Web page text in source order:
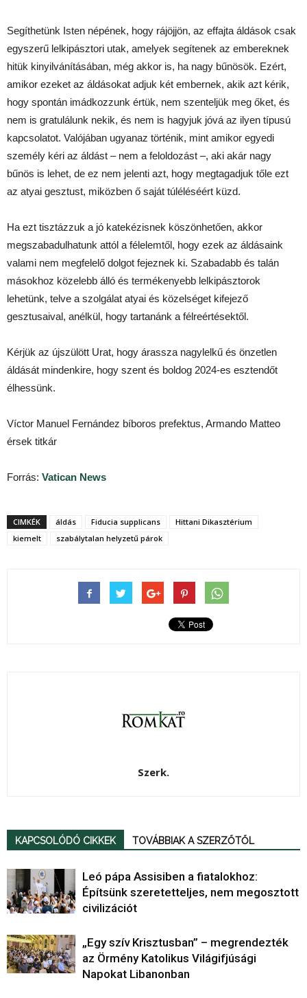
Segíthetünk Isten népének, hogy rájöjjön, az effajta áldások csak
egyszerű lelkipásztori utak, amelyek segítenek az embereknek
hitük kinyilvánításában, még akkor is, ha nagy bűnösök. Ezért,
amikor ezeket az áldásokat adjuk két embernek, akik azt kérik,
hogy spontán imádkozzunk értük, nem szenteljük meg őket, és
nem is gratulálunk nekik, és nem is hagyjuk jóvá az ilyen típusú
kapcsolatot. Valójában ugyanaz történik, mint amikor egyedi
személy kéri az áldást – nem a feloldozást –, aki akár nagy
bűnös is lehet, de ez nem jelenti azt, hogy megtagadjuk tőle ezt
az atyai gesztust, miközben ő saját túléléséért küzd.
Ha ezt tisztázzuk a jó katekézisnek köszönhetően, akkor
megszabadulhatunk attól a félelemtől, hogy ezek az áldásaink
valami nem megfelelő dolgot fejeznek ki. Szabadabb és talán
másokhoz közelebb álló és termékenyebb lelkipásztorok
lehetünk, telve a szolgálat atyai és közelséget kifejező
gesztusaival, anélkül, hogy tartanánk a félreértésektől.
Kérjük az újszülött Urat, hogy árassza nagylelkű és önzetlen
áldását mindenkire, hogy szent és boldog 2024-es esztendőt
élhessünk.
Víctor Manuel Fernández bíboros prefektus, Armando Matteo
érsek titkár
Forrás: Vatican News
CIMKÉK áldás Fiducia supplicans
Hittani Dikasztérium
kiemelt
szabálytalan helyzetű párok
Szerk.
KAPCSOLÓDÓ CIKKEK TOVÁBBIAK A SZERZŐTŐL
Leó pápa Assisiben a fiatalokhoz:
Építsünk szeretetteljes, nem megosztott
civilizációt
„Egy szív Krisztusban” – megrendezték
az Örmény Katolikus Világifjúsági
Napokat Libanonban